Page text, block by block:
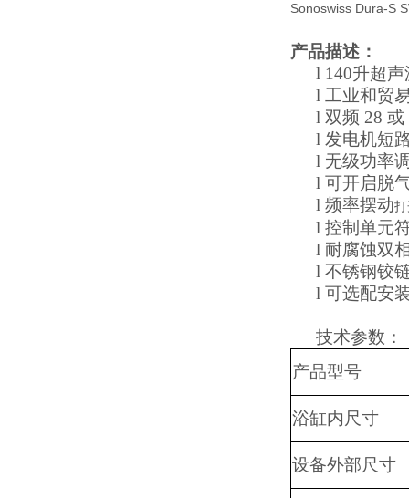
Sonoswiss Dura-S
产品描述：
l 140升超
l 工业和贸
l 双频 28 或
l 发电机短
l 无级功率
l 可开启脱
l 频率摆动
l 控制单元
l 耐腐蚀双
l 不锈钢铰
l 可选配安
技术参数：
产品型号
浴缸内尺寸
设备外部尺寸